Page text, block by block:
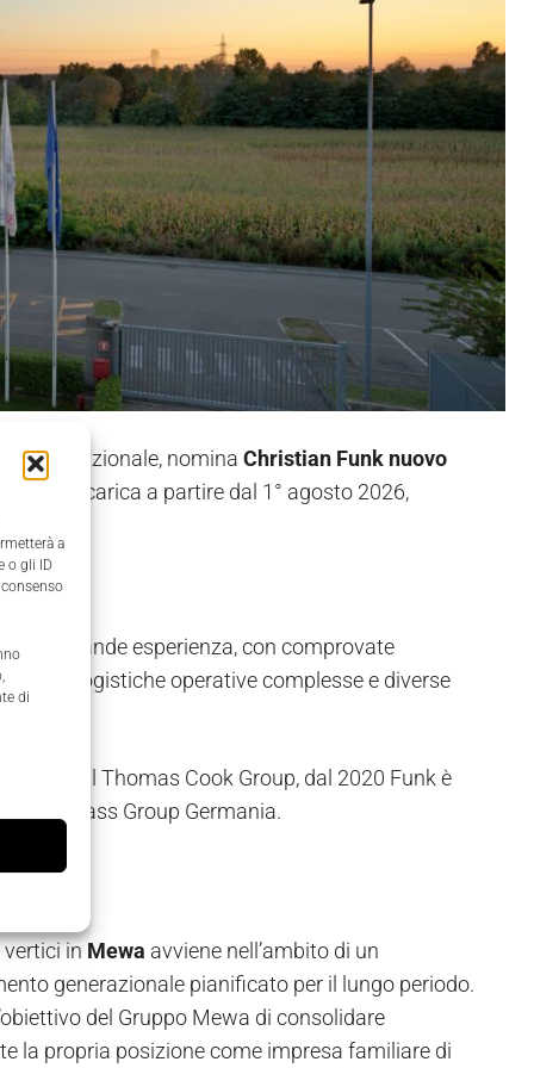
a
o gli ID
di
internazionale, nomina Christian Funk nuovo
in carica a partire dal 1° agosto 2026,
di grande esperienza, con comprovate
da reti logistiche operative complesse e diverse
e il Thomas Cook Group, dal 2020 Funk è
Compass Group Germania.
inMewa avviene nell’ambito di un
generazionale pianificato per il lungo periodo.
del Gruppo Mewa di consolidare
la propria posizione come impresa familiare di